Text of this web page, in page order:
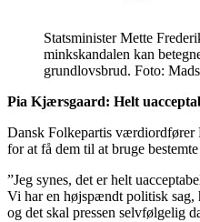
Statsminister Mette
minkskandalen kan
grundlovsbrud. Foto:
Pia Kjærsgaard: Helt
Dansk Folkepartis værdiordfører
for at få dem til at bruge
”Jeg synes, det er helt
Vi har en højspændt politisk sag,
og det skal pressen selvfølgelig